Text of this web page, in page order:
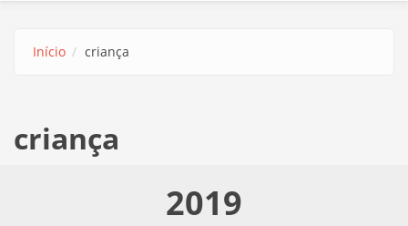
Início criança
criança
2019